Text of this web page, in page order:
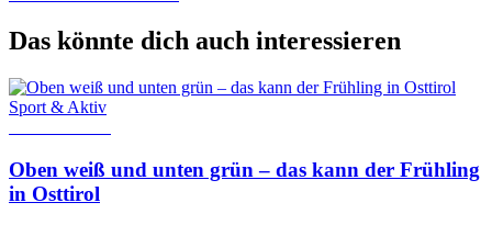
Das könnte dich auch interessieren
Sport & Aktiv
Oben weiß und unten grün – das kann der Frühling
in Osttirol